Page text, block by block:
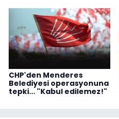
CHP'den Menderes
Belediyesi operasyonuna
tepki... "Kabul edilemez!"